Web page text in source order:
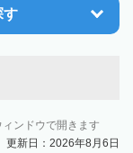
す
ンドウで開きます
更新日：2026年8月6日